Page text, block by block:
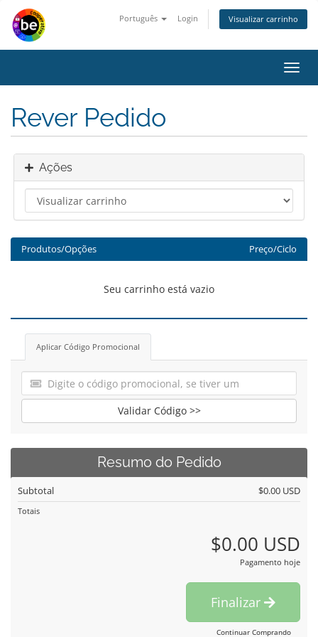
Português Login Visualizar carrinho
Rever Pedido
Ações
Produtos/Opções Preço/Ciclo
Seu carrinho está vazio
Aplicar Código Promocional
Validar Código >>
Resumo do Pedido
Subtotal $0.00 USD
Totais
$0.00 USD
Pagamento hoje
Finalizar
Continuar Comprando